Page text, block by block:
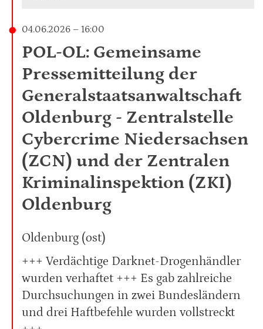
04.06.2026 – 16:00
POL-OL: Gemeinsame
Pressemitteilung der
Generalstaatsanwaltschaft
Oldenburg - Zentralstelle
Cybercrime Niedersachsen
(ZCN) und der Zentralen
Kriminalinspektion (ZKI)
Oldenburg
Oldenburg (ost)
+++ Verdächtige Darknet-Drogenhändler
wurden verhaftet +++ Es gab zahlreiche
Durchsuchungen in zwei Bundesländern
und drei Haftbefehle wurden vollstreckt